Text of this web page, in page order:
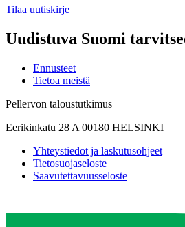
Tilaa uutiskirje
Uudistuva Suomi
Ennusteet
Tietoa meistä
Pellervon taloustutkimus
Eerikinkatu 28 A 00180 HELSINKI
Yhteystiedot ja laskutusohjeet
Tietosuojaseloste
Saavutettavuusseloste